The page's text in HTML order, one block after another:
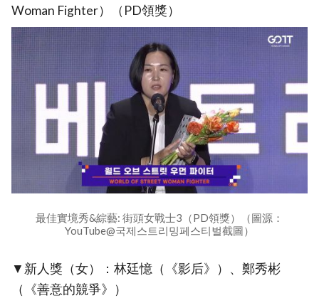
Woman Fighter）（PD領獎）
最佳實境秀&綜藝: 街頭女戰士3（PD領獎）（圖源：
YouTube@국제스트리밍페스티벌截圖）
▼新人獎（女）：林廷憶（《影后》）、鄭秀彬
（《善意的競爭》）